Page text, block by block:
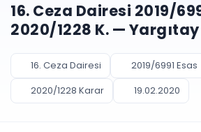
UETS Entegrasyonu
Tebligatları anında
PLANLAMA & TAKİP
Pano ve Takip
Ücretsiz Başlayın
16. Ceza Dairesi 2019/
2020/1228 K. —
16. Ceza Dairesi
2019/6991 Esas
2020/1228 Karar
19.02.2020